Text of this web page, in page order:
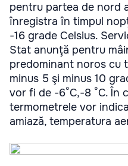
pentru partea de nord
înregistra în timpul
-16 grade Celsius.
Stat anunţă pentru
predominant noros cu
minus 5 şi minus 10
vor fi de -6°C,-8 °C. În
termometrele vor
amiază, temperatura